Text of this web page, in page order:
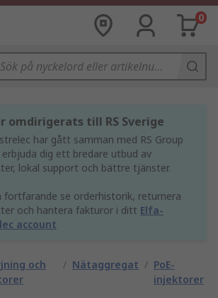
0
omdirigerats till RS Sverige
har gått samman med RS Group
dig ett bredare utbud av
lokal support och bättre tjänster.
fortfarande se orderhistorik, returnera
och hantera fakturor i ditt Elfa-
account
och
/ Nätaggregat / PoE-
injektorer